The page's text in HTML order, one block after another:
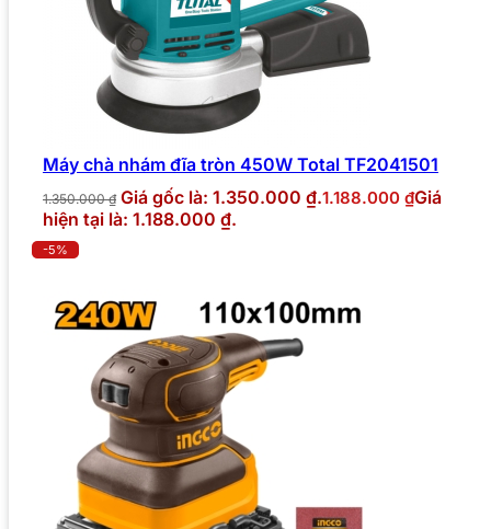
Máy chà nhám đĩa tròn 450W Total TF2041501
1.350.000₫ Giá gốc là: 1.350.000 ₫.1.188.000 ₫Giá
hiện tại là: 1.188.000 ₫.
-5%